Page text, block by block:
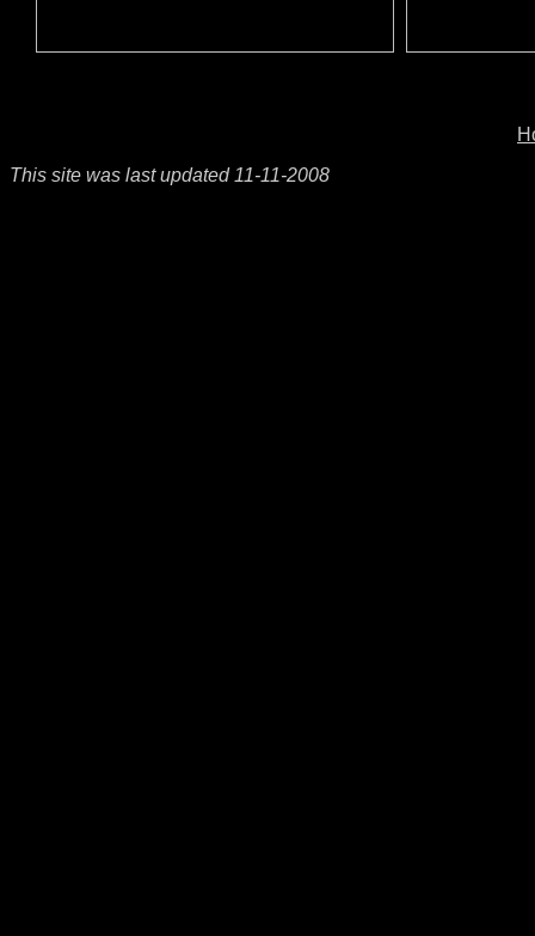
This site was last updated 11-11-2008